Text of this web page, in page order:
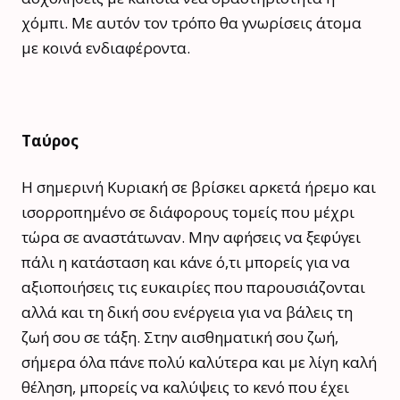
χόμπι. Με αυτόν τον τρόπο θα γνωρίσεις άτομα
με κοινά ενδιαφέροντα.
Ταύρος
Η σημερινή Κυριακή σε βρίσκει αρκετά ήρεμο και
ισορροπημένο σε διάφορους τομείς που μέχρι
τώρα σε αναστάτωναν. Μην αφήσεις να ξεφύγει
πάλι η κατάσταση και κάνε ό,τι μπορείς για να
αξιοποιήσεις τις ευκαιρίες που παρουσιάζονται
αλλά και τη δική σου ενέργεια για να βάλεις τη
ζωή σου σε τάξη. Στην αισθηματική σου ζωή,
σήμερα όλα πάνε πολύ καλύτερα και με λίγη καλή
θέληση, μπορείς να καλύψεις το κενό που έχει